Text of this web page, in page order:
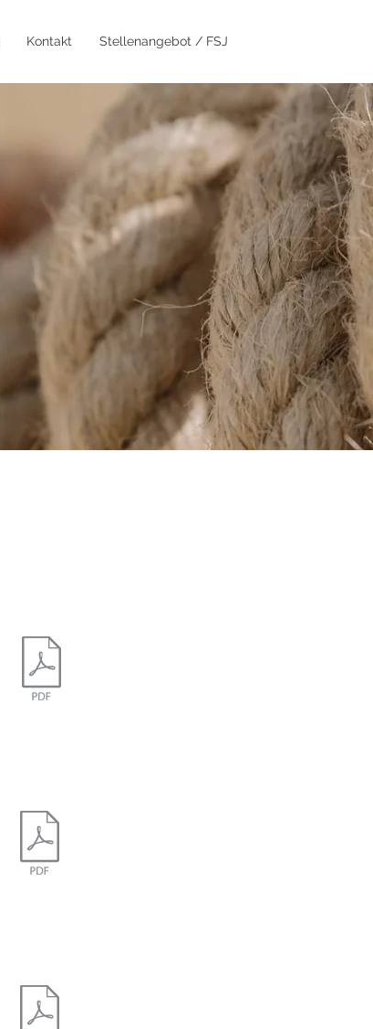
Kontakt Stellenangebot / FSJ